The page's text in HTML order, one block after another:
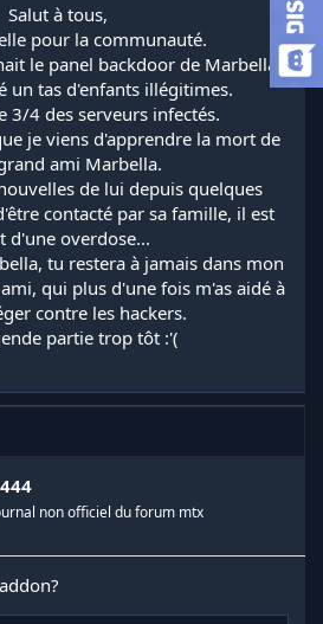
Salut à tous,
pour la communauté.
le panel backdoor de Marbella
un tas d'enfants illégitimes.
3/4 des serveurs infectés.
je viens d'apprendre la mort de
ami Marbella.
de lui depuis quelques
contacté par sa famille, il est
d'une overdose...
tu restera à jamais dans mon
qui plus d'une fois m'as aidé à
contre les hackers.
partie trop tôt :'(
non officiel du forum mtx